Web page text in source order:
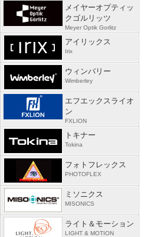
メイヤーオプティッ
クゴルリッツ
Meyer Optik Gorlitz
アイリックス
Irix
ウィンバリー
Wimberley
エフエックスライオ
ン
FXLION
トキナー
Tokina
フォトフレックス
PHOTOFLEX
ミソニクス
MISONICS
ライト＆モーション
LIGHT & MOTION